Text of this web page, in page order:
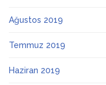
Ağustos 2019
Temmuz 2019
Haziran 2019